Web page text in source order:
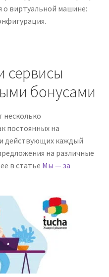
виртуальной машине:
сервисы
бонусами
несколько
постоянных на
действующих каждый
на различные
в статье Мы — за